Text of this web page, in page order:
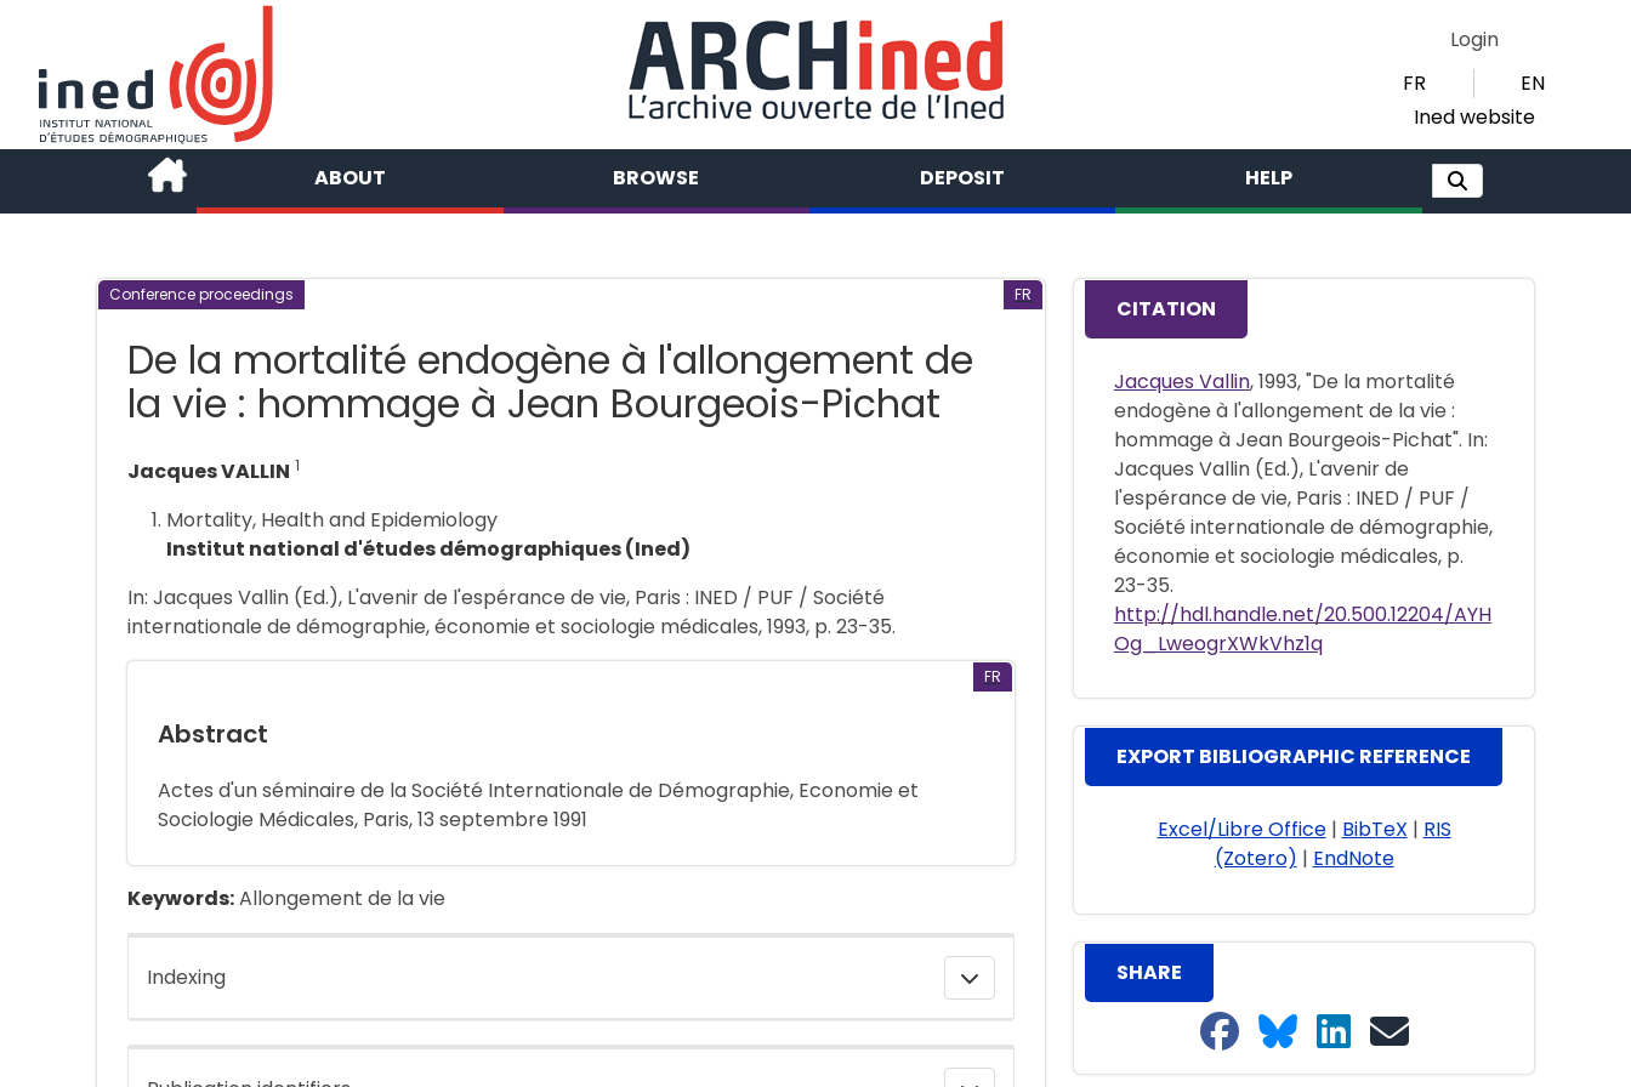
Login
FR
EN
Ined website
ABOUT BROWSE DEPOSIT HELP
Conference proceedings FR
De la mortalité endogène à l'allongement de
la vie : hommage à Jean Bourgeois-Pichat
Jacques VALLIN 1
Mortality, Health and Epidemiology
Institut national d'études démographiques (Ined)
In: Jacques Vallin (Ed.), L'avenir de l'espérance de vie, Paris : INED / PUF / Société
internationale de démographie, économie et sociologie médicales, 1993, p. 23-35.
FR
Abstract
Actes d'un séminaire de la Société Internationale de Démographie, Economie et
Sociologie Médicales, Paris, 13 septembre 1991
Keywords:Allongement de la vie
Indexing
CITATION
Jacques Vallin, 1993, "De la mortalité
endogène à l'allongement de la vie :
hommage à Jean Bourgeois-Pichat". In:
Jacques Vallin (Ed.), L'avenir de
l'espérance de vie, Paris : INED / PUF /
Société internationale de démographie,
économie et sociologie médicales, p.
23-35.
http://hdl.handle.net/20.500.12204/AYH
Og_LweogrXWkVhz1q
EXPORT BIBLIOGRAPHIC REFERENCE
Excel/Libre Office| BibTeX | RIS
(Zotero) | EndNote
SHARE
Share on Facebook
Share on Bluesky
Share on LinkedIn
Share on email